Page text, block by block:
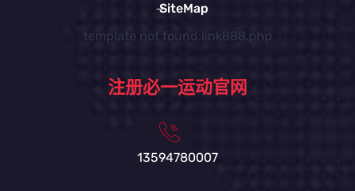
SiteMap
template not found:link888.php
注册必一运动官网
13594780007